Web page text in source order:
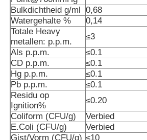
Thuis
Producten
Video's
Over ons
Bulkdichtheid g/ml 0,68
Watergehalte %
0,14
Totale Heavy
metallen: p.p.m.
≤3
Als p.p.m.
≤0.1
CD p.p.m.
≤0.1
Hg p.p.m.
≤0.1
Pb p.p.m.
≤0.1
Residu op
Ignition%
≤0.20
Coliform (CFU/g)
Verbied
E.Coli (CFU/g)
Verbied
Gist/Vorm (CFU/g) ≤10